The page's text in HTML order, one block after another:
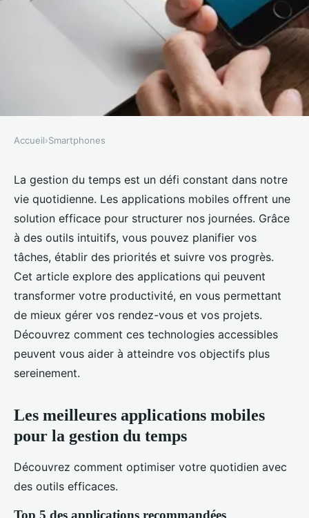
SMARTPHONES
Des applications mobiles pour
une meilleure gestion de temps
François•16 octobre 2024•7 min de lecture
Accueil›Smartphones
La gestion du temps est un défi constant dans notre
vie quotidienne. Les applications mobiles offrent une
solution efficace pour structurer nos journées. Grâce
à des outils intuitifs, vous pouvez planifier vos
tâches, établir des priorités et suivre vos progrès.
Cet article explore des applications qui peuvent
transformer votre productivité, en vous permettant
de mieux gérer vos rendez-vous et vos projets.
Découvrez comment ces technologies accessibles
peuvent vous aider à atteindre vos objectifs plus
sereinement.
Les meilleures applications mobiles
pour la gestion du temps
Découvrez comment optimiser votre quotidien avec
des outils efficaces.
Top 5 des applications recommandées